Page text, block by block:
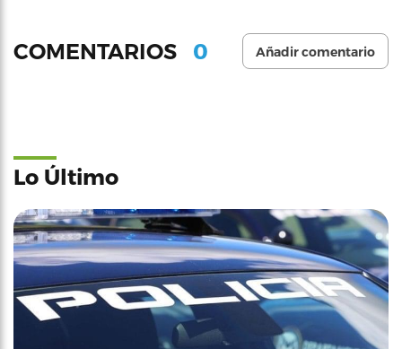
COMENTARIOS 0 Añadir comentario
Lo Último